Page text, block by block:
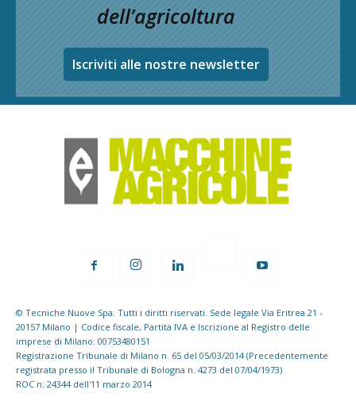
dell’agricoltura
Iscriviti alle nostre newsletter
© Tecniche Nuove Spa. Tutti i diritti riservati. Sede legale Via Eritrea 21 -
20157 Milano | Codice fiscale, Partita IVA e Iscrizione al Registro delle
imprese di Milano: 00753480151
Registrazione Tribunale di Milano n. 65 del 05/03/2014 (Precedentemente
registrata presso il Tribunale di Bologna n. 4273 del 07/04/1973)
ROC n. 24344 dell'11 marzo 2014